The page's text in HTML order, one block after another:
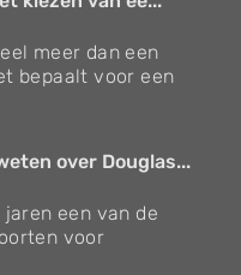
meer dan een
bepaalt voor een
over Douglas...
een van de
voor